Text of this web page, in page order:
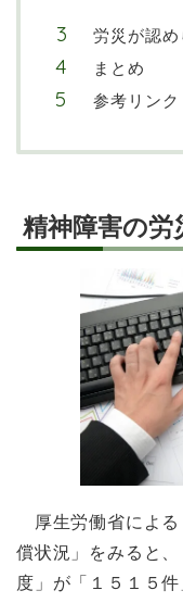
労災が認
まとめ
参考リンク
精神障害の労
厚生労働省によ
償状況」をみると
度」が「１５１５